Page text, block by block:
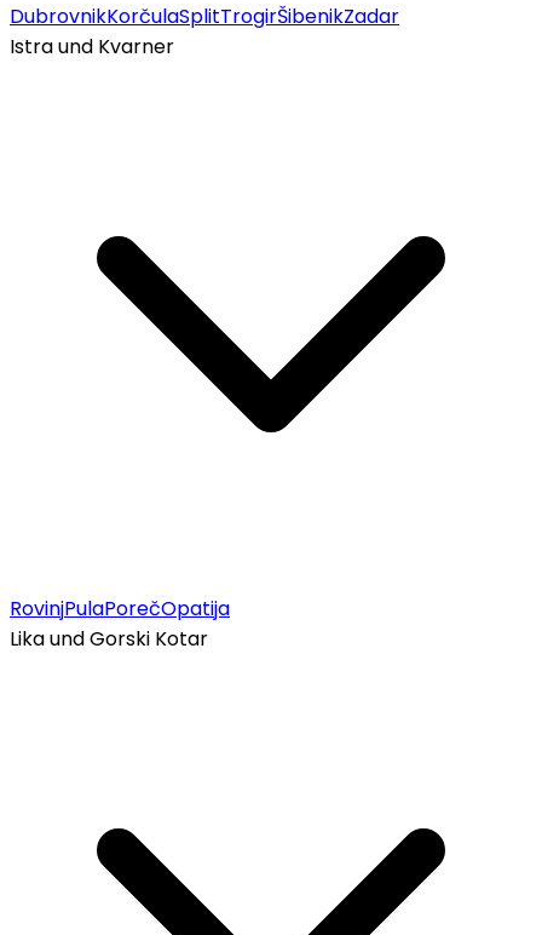
DubrovnikKorčulaSplitTrogirŠibenikZadar
Istra und Kvarner
RovinjPulaPorečOpatija
Lika und Gorski Kotar